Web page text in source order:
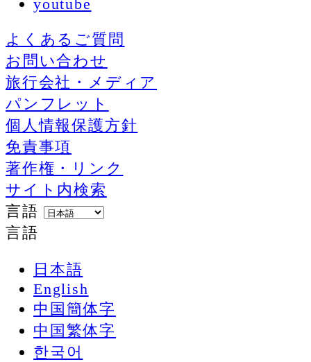
youtube
よくあるご質問
お問い合わせ
旅行会社・メディア
パンフレット
個人情報保護方針
免責事項
著作権・リンク
サイト内検索
言語
言語
日本語
English
中国簡体字
中国繁体字
한국어